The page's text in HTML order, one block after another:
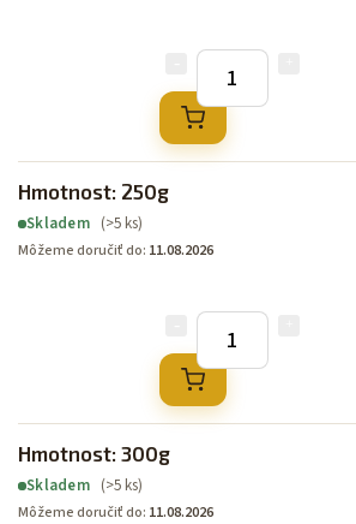
Hmotnost: 250g
Skladem (>5 ks)
Môžeme doručiť do: 11.08.2026
Hmotnost: 300g
Skladem (>5 ks)
Môžeme doručiť do: 11.08.2026